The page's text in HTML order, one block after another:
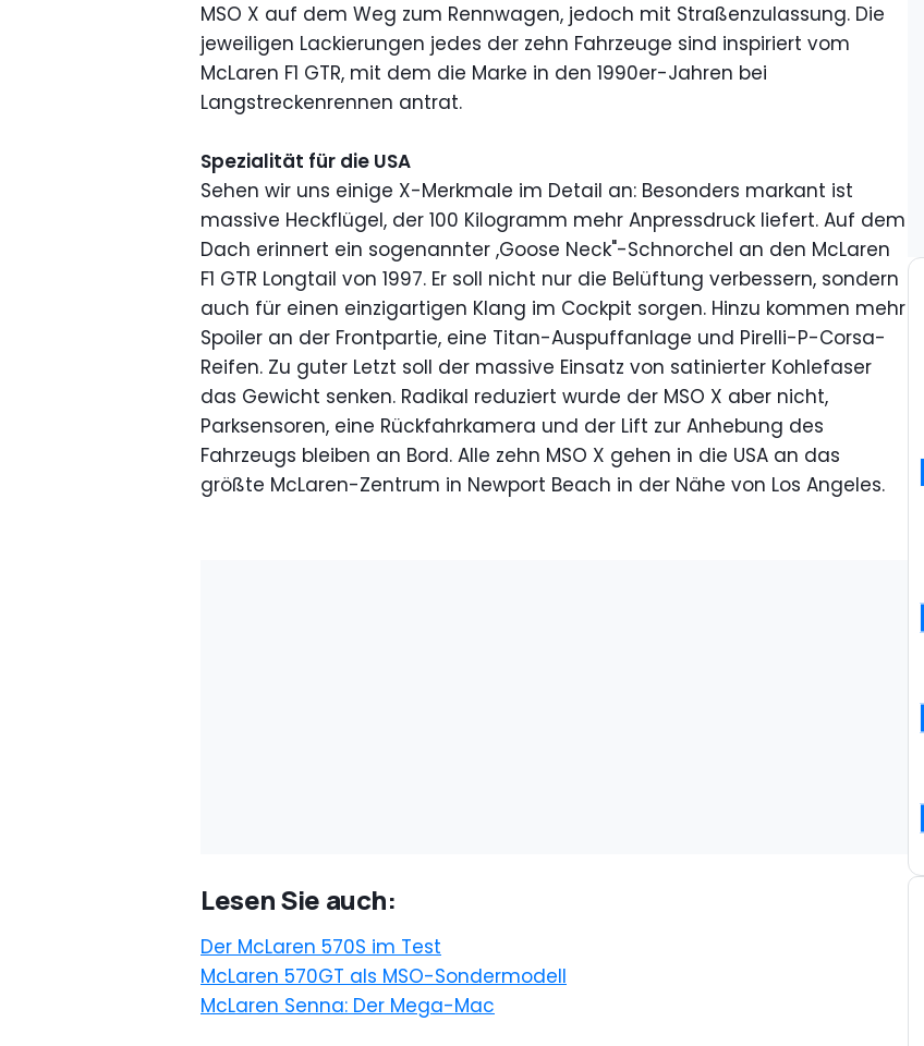
MSO X auf dem Weg zum Rennwagen, jedoch mit Straßenzulassung. Die
jeweiligen Lackierungen jedes der zehn Fahrzeuge sind inspiriert vom
McLaren F1 GTR, mit dem die Marke in den 1990er-Jahren bei
Langstreckenrennen antrat.
Spezialität für die USA
Sehen wir uns einige X-Merkmale im Detail an: Besonders markant ist
massive Heckflügel, der 100 Kilogramm mehr Anpressdruck liefert. Auf dem
Dach erinnert ein sogenannter ,Goose Neck"-Schnorchel an den McLaren
F1 GTR Longtail von 1997. Er soll nicht nur die Belüftung verbessern, sondern
auch für einen einzigartigen Klang im Cockpit sorgen. Hinzu kommen mehr
Spoiler an der Frontpartie, eine Titan-Auspuffanlage und Pirelli-P-Corsa-
Reifen. Zu guter Letzt soll der massive Einsatz von satinierter Kohlefaser
das Gewicht senken. Radikal reduziert wurde der MSO X aber nicht,
Parksensoren, eine Rückfahrkamera und der Lift zur Anhebung des
Fahrzeugs bleiben an Bord. Alle zehn MSO X gehen in die USA an das
größte McLaren-Zentrum in Newport Beach in der Nähe von Los Angeles.
Lesen Sie auch:
Der McLaren 570S im Test
McLaren 570GT als MSO-Sondermodell
McLaren Senna: Der Mega-Mac